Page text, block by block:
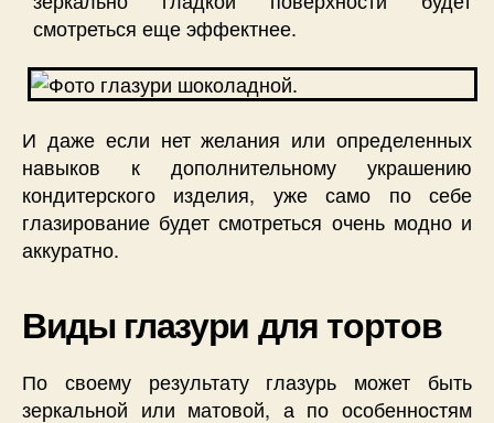
смотреться еще эффектнее.
И даже если нет желания или определенных
навыков к дополнительному украшению
кондитерского изделия, уже само по себе
глазирование будет смотреться очень модно и
аккуратно.
Виды глазури для тортов
По своему результату глазурь может быть
зеркальной или матовой, а по особенностям